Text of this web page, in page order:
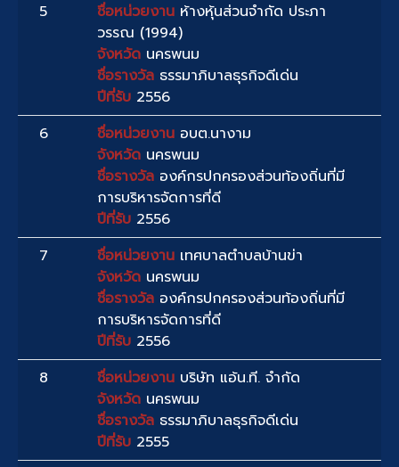
5
ชื่อหน่วยงาน ห้างหุ้นส่วนจำกัด ประภา
วรรณ (1994)
จังหวัด นครพนม
ชื่อรางวัล ธรรมาภิบาลธุรกิจดีเด่น
ปีที่รับ 2556
6
ชื่อหน่วยงาน อบต.นางาม
จังหวัด นครพนม
ชื่อรางวัล องค์กรปกครองส่วนท้องถิ่นที่มี
การบริหารจัดการที่ดี
ปีที่รับ 2556
7
ชื่อหน่วยงาน เทศบาลตำบลบ้านข่า
จังหวัด นครพนม
ชื่อรางวัล องค์กรปกครองส่วนท้องถิ่นที่มี
การบริหารจัดการที่ดี
ปีที่รับ 2556
8
ชื่อหน่วยงาน บริษัท แอ้น.ที. จำกัด
จังหวัด นครพนม
ชื่อรางวัล ธรรมาภิบาลธุรกิจดีเด่น
ปีที่รับ 2555